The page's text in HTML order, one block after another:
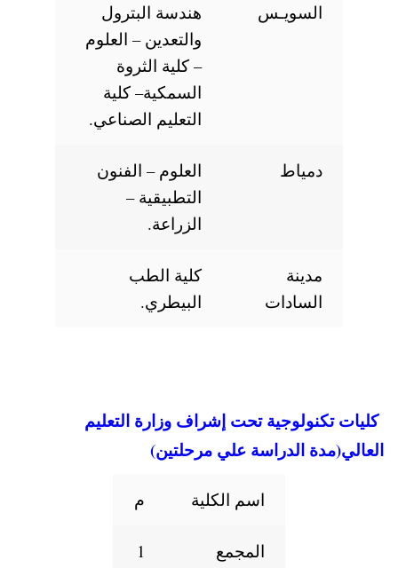
هندسة البترول
والتعدين – العلوم
– كلية الثروة
السمكية– كلية
التعليم الصناعي.
العلوم – الفنون
التطبيقية –
كلية الطب
البيطري.
تحت إشراف وزارة التعليم
الدراسة علي مرحلتين)
اسم الكلية م